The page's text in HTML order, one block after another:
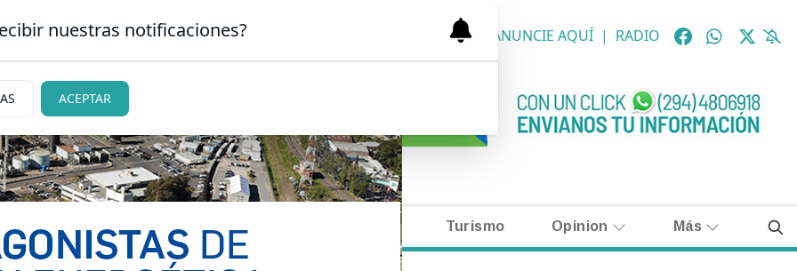
DE BARILOCHE CLASIFICADOS NECROLÓGICAS ANUNCIE AQUÍ | RADIO
Judiciales Turismo Opinion Más
nuestras notificaciones?
ACEPTAR